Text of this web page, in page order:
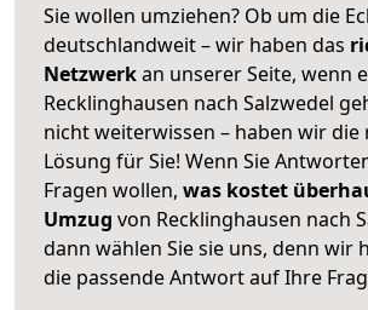
Sie wollen umziehen? Ob um die
deutschlandweit – wir haben das
Netzwerkan unserer Seite, wenn
Recklinghausen nach Salzwedel
nicht weiterwissen – haben wir die
Lösung für Sie! Wenn Sie
Fragen wollen, was kostet
Umzug von Recklinghausen nach
dann wählen Sie sie uns, denn wir
die passende Antwort auf Ihre